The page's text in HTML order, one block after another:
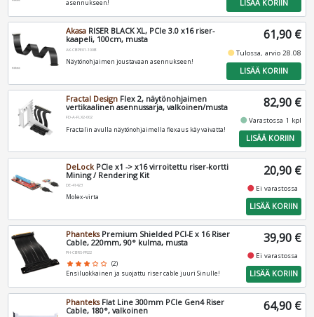
asennukseen!
LISÄÄ KORIIN
Akasa RISER BLACK XL, PCIe 3.0 x16 riser-
kaapeli, 100cm, musta
AK-CBPE01-100B
Näytönohjaimen joustavaan asennukseen!
61,90 €
fiber_manual_recordTulossa, arvio 28.08
LISÄÄ KORIIN
Fractal Design Flex 2, näytönohjaimen
vertikaalinen asennussarja, valkoinen/musta
FD-A-FLX2-002
Fractalin avulla näytönohjaimella flexaus käy vaivatta!
82,90 €
fiber_manual_recordVarastossa 1 kpl
LISÄÄ KORIIN
DeLock PCIe x1 -> x16 virroitettu riser-kortti
Mining / Rendering Kit
DE-41423
Molex-virta
20,90 €
fiber_manual_record Ei varastossa
LISÄÄ KORIIN
PhanteksPremium Shielded PCI-E x 16 Riser
Cable, 220mm, 90° kulma, musta
PH-CBRS-PR22
star star star star_border star_border (2)
Ensiluokkainen ja suojattu riser cable juuri Sinulle!
39,90 €
fiber_manual_record Ei varastossa
LISÄÄ KORIIN
PhanteksFlat Line 300mm PCIe Gen4 Riser
Cable, 180°, valkoinen
64,90 €